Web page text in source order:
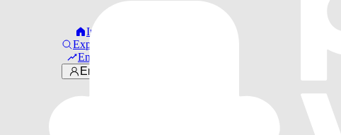
Início
Explorar
Em alta
Entrar